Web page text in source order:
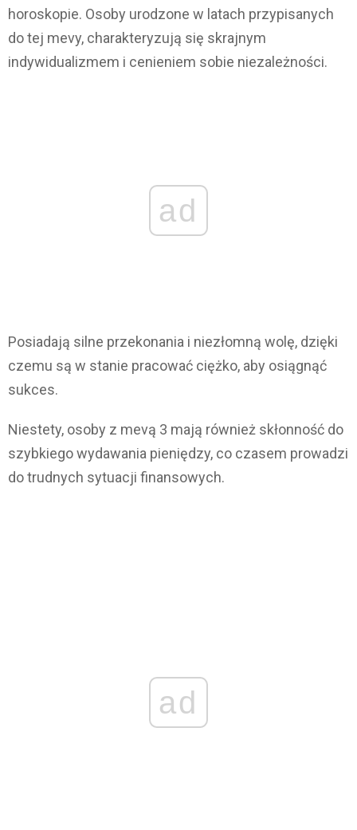
horoskopie. Osoby urodzone w latach przypisanych
do tej mevy, charakteryzują się skrajnym
indywidualizmem i cenieniem sobie niezależności.
ad
Posiadają silne przekonania i niezłomną wolę, dzięki
czemu są w stanie pracować ciężko, aby osiągnąć
sukces.
Niestety, osoby z mevą 3 mają również skłonność do
szybkiego wydawania pieniędzy, co czasem prowadzi
do trudnych sytuacji finansowych.
ad